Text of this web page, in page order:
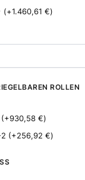
(+1.460,61 €)
ROLLEN
(+930,58 €)
(+256,92 €)